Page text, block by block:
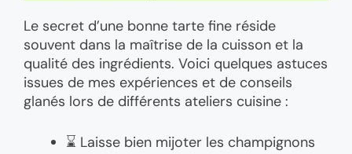
Le secret d’une bonne tarte fine réside
souvent dans la maîtrise de la cuisson et la
qualité des ingrédients. Voici quelques astuces
issues de mes expériences et de conseils
glanés lors de différents ateliers cuisine :
⌛ Laisse bien mijoter les champignons